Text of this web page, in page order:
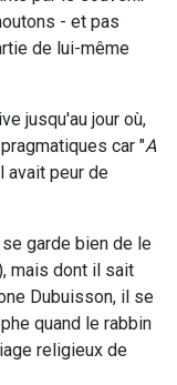
- et pas
de lui-même
jusqu'au jour où,
car "A
avait peur de
garde bien de le
mais dont il sait
Dubuisson, il se
quand le rabbin
religieux de